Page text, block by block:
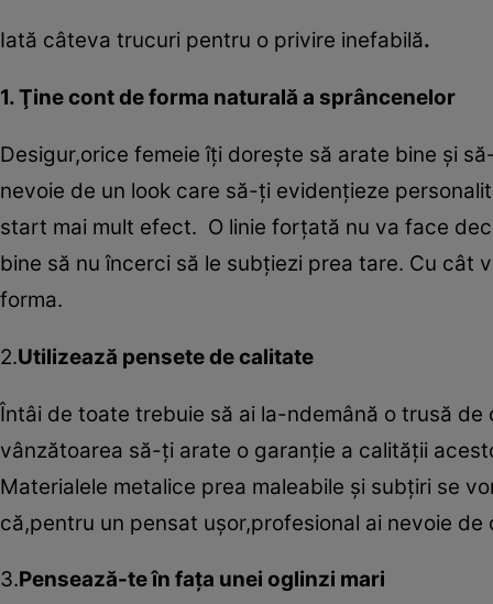
Iată câteva trucuri pentru o privire inefabilă.
1. Ţine cont de forma naturală a sprâncenelor
Desigur,orice femeie îţi doreşte să arate bine şi
nevoie de un look care să-ţi evidenţieze
start mai mult efect. O linie forţată nu va face
bine să nu încerci să le subţiezi prea tare. Cu cât
forma.
2.Utilizează pensete de calitate
Întâi de toate trebuie să ai la-ndemână o trusă
vânzătoarea să-ţi arate o garanţie a calităţii
Materialele metalice prea maleabile şi subţiri se
că,pentru un pensat uşor,profesional ai nevoie
3.Pensează-te în faţa unei oglinzi mari